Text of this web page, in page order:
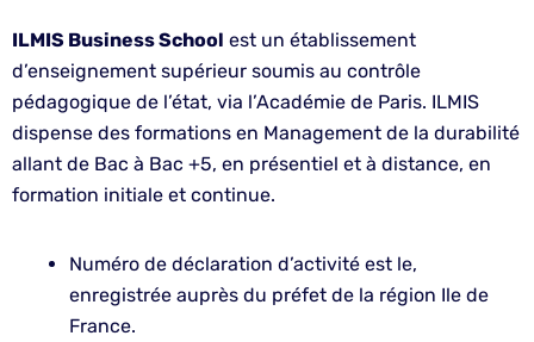
ILMIS Business School est un établissement
d’enseignement supérieur soumis au contrôle
pédagogique de l’état, via l’Académie de Paris. ILMIS
dispense des formations en Management de la durabilité
allant de Bac à Bac +5, en présentiel et à distance, en
formation initiale et continue.
Numéro de déclaration d’activité est le,
enregistrée auprès du préfet de la région Ile de
France.